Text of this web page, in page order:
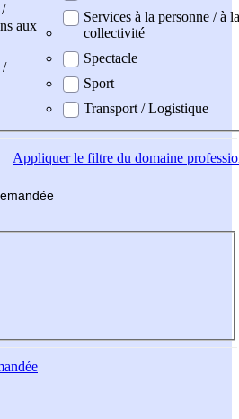
aux
/
Services à la personne / à la
collectivité
Spectacle
Sport
Transport / Logistique
Appliquerle filtre du domaine